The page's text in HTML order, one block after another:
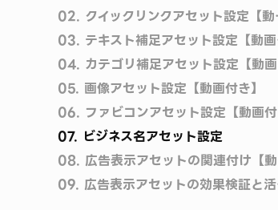
02. クイックリンクアセット設定【動画付き】
03. テキスト補足アセット設定【動画付き】
04. カテゴリ補足アセット設定【動画付き】
05. 画像アセット設定【動画付き】
06. ファビコンアセット設定【動画付き】
07. ビジネス名アセット設定
08. 広告表示アセットの関連付け【動画付き】
09. 広告表示アセットの効果検証と活用のコツ